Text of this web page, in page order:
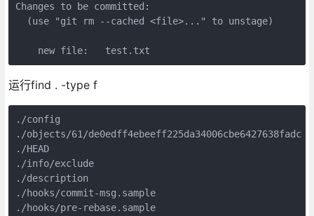
Changes to be committed:
  (use "git rm --cached <file>..." to unstage)
    new file:   test.txt
运行find . -type f
./config
./objects/61/de0edff4ebeeff225da34006cbe6427638fadc  #
./HEAD
./info/exclude
./description
./hooks/commit-msg.sample
./hooks/pre-rebase.sample